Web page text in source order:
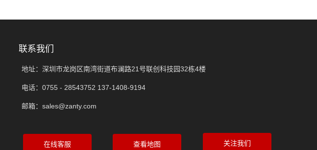
联系我们
地址：深圳市龙岗区南湾街道布澜路21号联创科技园32栋4楼
电话：0755 - 28543752 137-1408-9194
邮箱：sales@zanty.com